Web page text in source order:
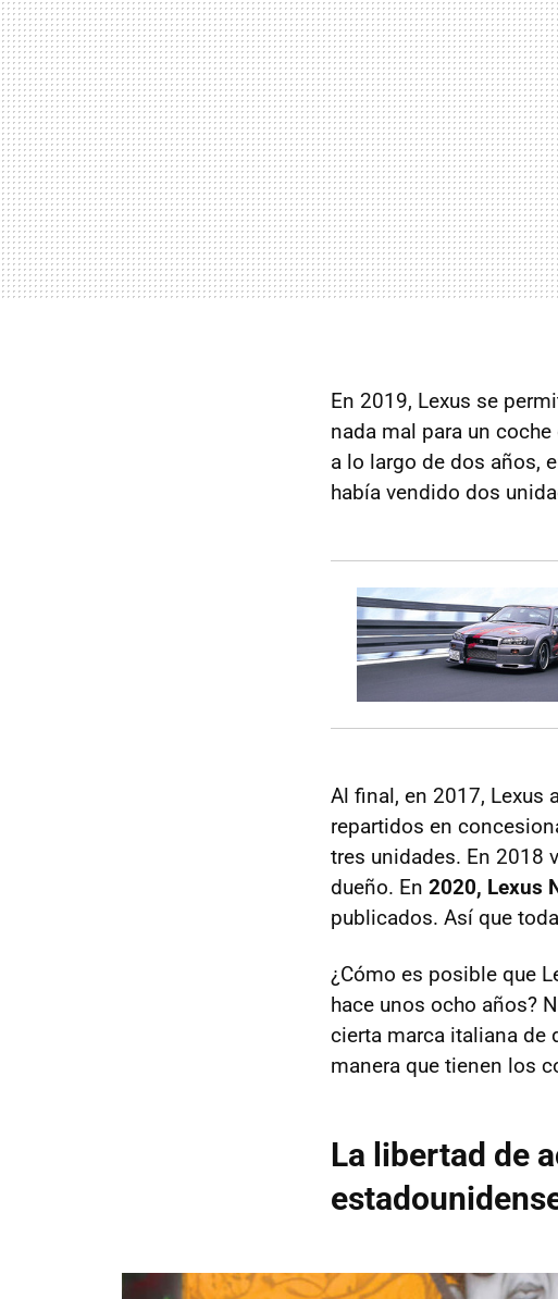
En 2019, Lexus se
nada mal para un
a lo largo de dos años,
había vendido dos
Al final, en 2017, Lexus
repartidos en
tres unidades. En 2018
dueño. En 2020, Lexus
publicados. Así que
¿Cómo es posible que
hace unos ocho años?
cierta marca italiana de
manera que tienen los
La libertad de